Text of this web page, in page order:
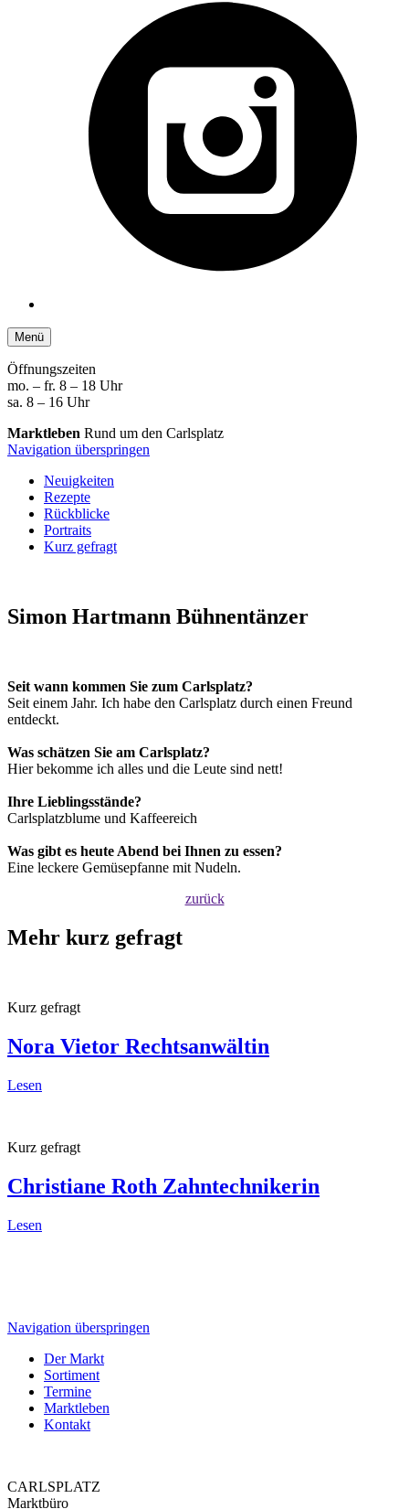
Menü
Öffnungszeiten
mo. – fr. 8 – 18 Uhr
sa. 8 – 16 Uhr
Marktleben Rund um den Carlsplatz
Navigation überspringen
Neuigkeiten
Rezepte
Rückblicke
Portraits
Kurz gefragt
Simon Hartmann Bühnentänzer
Seit wann kommen Sie zum Carlsplatz?
Seit einem Jahr. Ich habe den Carlsplatz durch einen Freund
entdeckt.
Was schätzen Sie am Carlsplatz?
Hier bekomme ich alles und die Leute sind nett!
Ihre Lieblingsstände?
Carlsplatzblume und Kaffeereich
Was gibt es heute Abend bei Ihnen zu essen?
Eine leckere Gemüsepfanne mit Nudeln.
zurück
Mehr kurz gefragt
Kurz gefragt
Nora Vietor Rechtsanwältin
Lesen
Kurz gefragt
Christiane Roth Zahntechnikerin
Lesen
Navigation überspringen
Der Markt
Sortiment
Termine
Marktleben
Kontakt
CARLSPLATZ
Marktbüro